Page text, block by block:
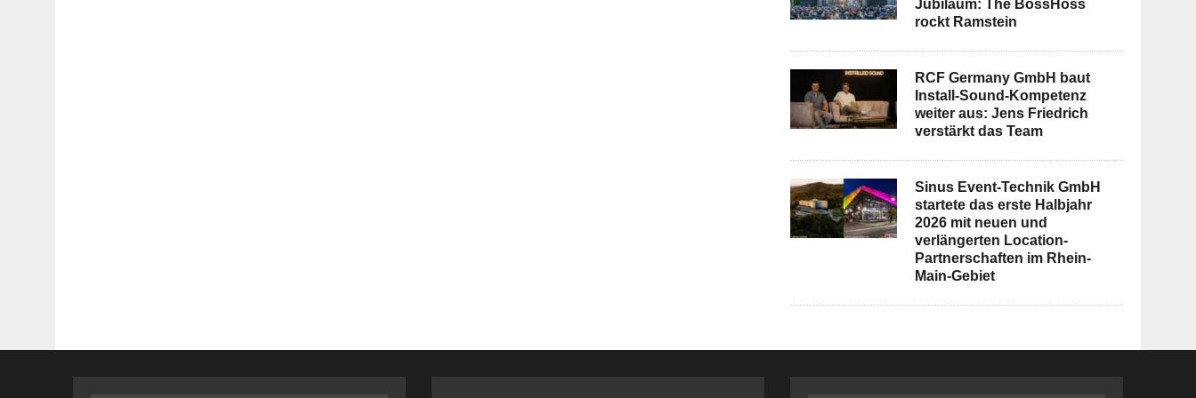
Jubiläum: The BossHoss
rockt Ramstein
RCF Germany GmbH baut
Install-Sound-Kompetenz
weiter aus: Jens Friedrich
verstärkt das Team
Sinus Event-Technik GmbH
startete das erste Halbjahr
2026 mit neuen und
verlängerten Location-
Partnerschaften im Rhein-
Main-Gebiet